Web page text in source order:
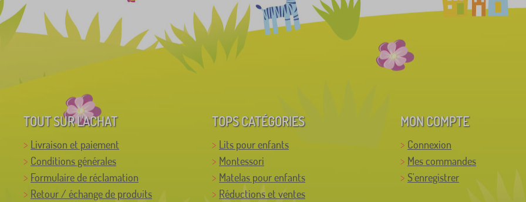
TOUT SUR L'ACHAT
Livraison et paiement
Conditions générales
Formulaire de réclamation
Retour / échange de produits
TOPS CATÉGORIES
Lits pour enfants
Montessori
Matelas pour enfants
Réductions et ventes
MON COMPTE
Connexion
Mes commandes
S'enregistrer